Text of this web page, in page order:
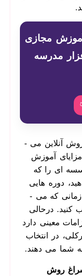
مجازی
مدرسه
آنلاین می
آموزش
ای را که
دوره­ هایی
که می
کنید. درحالی
معینی دارد
در انتخاب
شما می ­دهند.
روش